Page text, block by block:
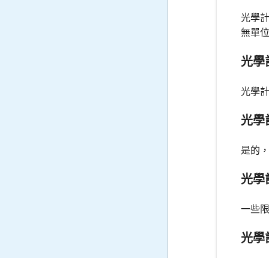
光學
無單
光學
光學
光學
是的
光學
一些
光學